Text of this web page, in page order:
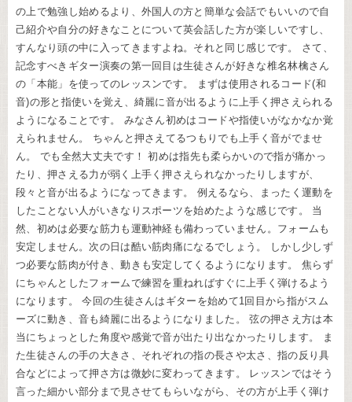
の上で勉強し始めるより、外国人の方と簡単な会話でもいいので自
己紹介や自分の好きなことについて英会話した方が楽しいですし、
すんなり頭の中に入ってきますよね。それと同じ感じです。 さて、
記念すべきギター演奏の第一回目は生徒さんが好きな椎名林檎さん
の「本能」を使ってのレッスンです。 まずは使用されるコード(和
音)の形と指使いを覚え、綺麗に音が出るように上手く押さえられる
ようになることです。 みなさん初めはコードや指使いがなかなか覚
えられません。 ちゃんと押さえてるつもりでも上手く音がでませ
ん。 でも全然大丈夫です！ 初めは指先も柔らかいので指が痛かっ
たり、押さえる力が弱く上手く押さえられなかったりしますが、
段々と音が出るようになってきます。 例えるなら、まったく運動を
したことない人がいきなりスポーツを始めたような感じです。 当
然、初めは必要な筋力も運動神経も備わっていません。フォームも
安定しません。次の日は酷い筋肉痛になるでしょう。 しかし少しず
つ必要な筋肉が付き、動きも安定してくるようになります。 焦らず
にちゃんとしたフォームで練習を重ねればすぐに上手く弾けるよう
になります。 今回の生徒さんはギターを始めて1回目から指がスム
ーズに動き、音も綺麗に出るようになりました。 弦の押さえ方は本
当にちょっとした角度や感覚で音が出たり出なかったりします。 ま
た生徒さんの手の大きさ、それぞれの指の長さや太さ、指の反り具
合などによって押さ方は微妙に変わってきます。 レッスンではそう
言った細かい部分まで見させてもらいながら、その方が上手く弾け